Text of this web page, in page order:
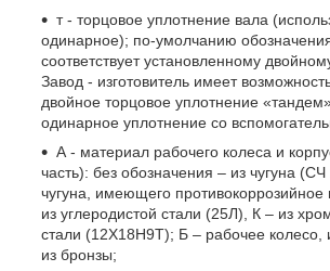
т - торцовое уплотнение вала
одинарное); по-умолчанию
соответствует установленному
Завод - изготовитель имеет
двойное торцовое уплотнение
одинарное уплотнение со
А - материал рабочего колеса и
часть): без обозначения – из чугуна
чугуна, имеющего противокоррозийное
из углеродистой стали (25Л), К – из
стали (12Х18Н9Т); Б – рабочее колесо,
из бронзы;